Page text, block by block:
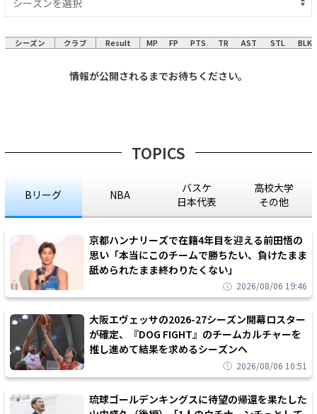
シーズン クラブ Result MP FP PTS TR AST STL BLK
情報が公開されるまでお待ちください。
TOPICS
Bリーグ NBA
バスケ
日本代表
高校大学
その他
京都ハンナリーズで在籍4年目を迎える前田悟の
思い「本当にこのチームで勝ちたい、負けたまま
舐められたまま終わりたくない」
2026/08/06 19:46
大阪エヴェッサの2026-27シーズン開幕ロスター
が確定、『DOG FIGHT』のチームカルチャーを
推し進めて結果を求めるシーズンへ
2026/08/06 10:51
琉球ゴールデンキングスに待望の帰還を果たした